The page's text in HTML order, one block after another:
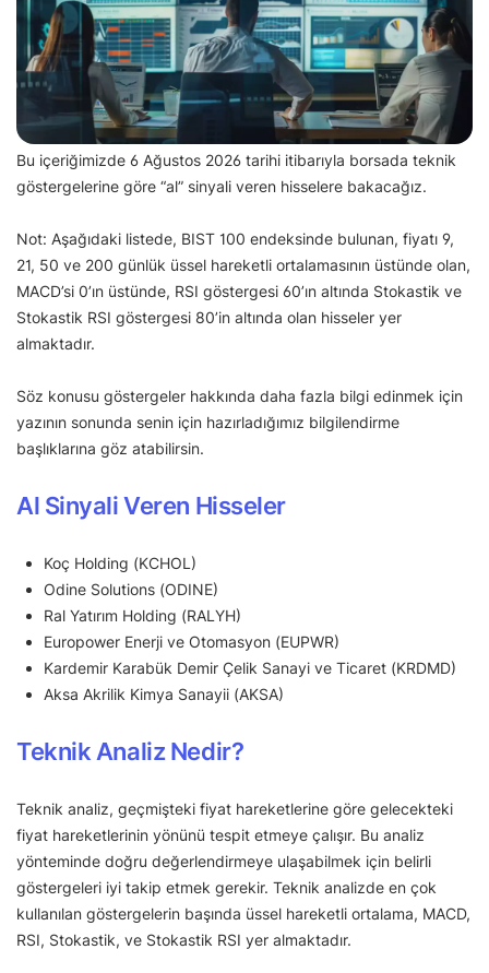
Bu içeriğimizde 6 Ağustos 2026 tarihi itibarıyla borsada teknik
göstergelerine göre “al” sinyali veren hisselere bakacağız.
Not: Aşağıdaki listede, BIST 100 endeksinde bulunan, fiyatı 9,
21, 50 ve 200 günlük üssel hareketli ortalamasının üstünde olan,
MACD’si 0’ın üstünde, RSI göstergesi 60’ın altında Stokastik ve
Stokastik RSI göstergesi 80’in altında olan hisseler yer
almaktadır.
Söz konusu göstergeler hakkında daha fazla bilgi edinmek için
yazının sonunda senin için hazırladığımız bilgilendirme
başlıklarına göz atabilirsin.
Al Sinyali Veren Hisseler
Koç Holding (KCHOL)
Odine Solutions (ODINE)
Ral Yatırım Holding (RALYH)
Europower Enerji ve Otomasyon (EUPWR)
Kardemir Karabük Demir Çelik Sanayi ve Ticaret (KRDMD)
Aksa Akrilik Kimya Sanayii (AKSA)
Teknik Analiz Nedir?
Teknik analiz, geçmişteki fiyat hareketlerine göre gelecekteki
fiyat hareketlerinin yönünü tespit etmeye çalışır. Bu analiz
yönteminde doğru değerlendirmeye ulaşabilmek için belirli
göstergeleri iyi takip etmek gerekir. Teknik analizde en çok
kullanılan göstergelerin başında üssel hareketli ortalama, MACD,
RSI, Stokastik, ve Stokastik RSI yer almaktadır.